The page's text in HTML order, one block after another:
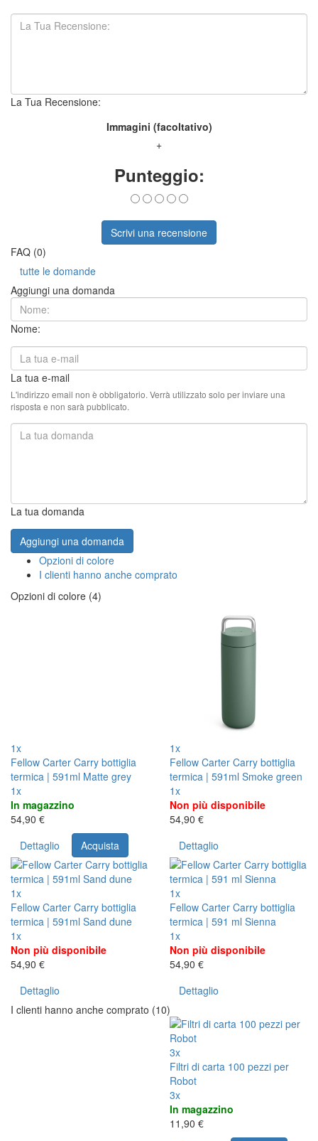
La Tua Recensione:
Immagini (facoltativo)
+
Punteggio:
Scrivi una recensione
FAQ (0)
tutte le domande
Aggiungi una domanda
Nome:
La tua e-mail
L'indirizzo email non è obbligatorio. Verrà utilizzato solo per inviare una
risposta e non sarà pubblicato.
La tua domanda
Aggiungi una domanda
Opzioni di colore
I clienti hanno anche comprato
Opzioni di colore (4)
1x
Fellow Carter Carry bottiglia
termica | 591ml Matte grey
1x
In magazzino
54,90 €
Dettaglio
Acquista
1x
Fellow Carter Carry bottiglia
termica | 591ml Smoke green
1x
Non più disponibile
54,90 €
Dettaglio
1x
Fellow Carter Carry bottiglia
termica | 591ml Sand dune
1x
Non più disponibile
54,90 €
Dettaglio
1x
Fellow Carter Carry bottiglia
termica | 591 ml Sienna
1x
Non più disponibile
54,90 €
Dettaglio
I clienti hanno anche comprato (10)
3x
Filtri di carta 100 pezzi per
Robot
3x
In magazzino
11,90 €